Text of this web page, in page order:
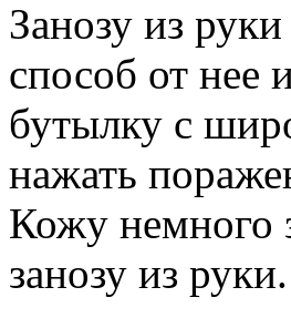
Занозу из
способ от нее
бутылку с
нажать
Кожу немного
занозу из руки.